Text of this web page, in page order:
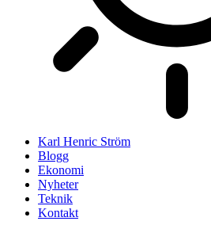
Karl Henric Ström
Blogg
Ekonomi
Nyheter
Teknik
Kontakt